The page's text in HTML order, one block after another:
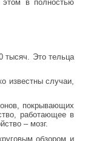
этом в полностью
тысяч. Это тельца
известны случаи,
покрывающих
работающее в
– мозг.
обзором и